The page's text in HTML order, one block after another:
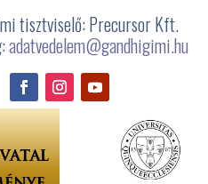
tisztviselő: Precursor Kft.
adatvedelem@gandhigimi.hu